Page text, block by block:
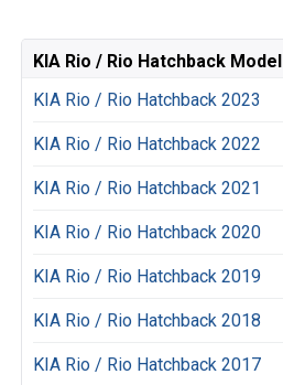
KIA Rio / Rio Hatchback Model
KIA Rio / Rio Hatchback 2023
KIA Rio / Rio Hatchback 2022
KIA Rio / Rio Hatchback 2021
KIA Rio / Rio Hatchback 2020
KIA Rio / Rio Hatchback 2019
KIA Rio / Rio Hatchback 2018
KIA Rio / Rio Hatchback 2017